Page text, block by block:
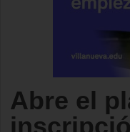
Abre el